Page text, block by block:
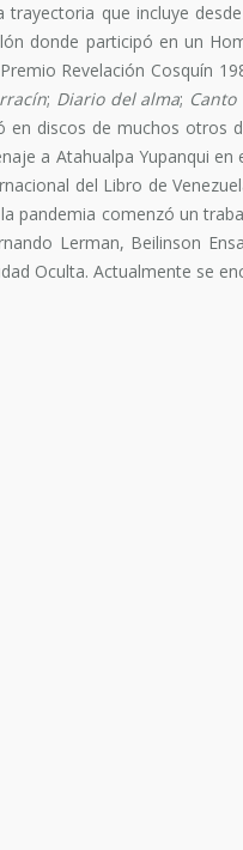
que incluye
donde participó en un
Revelación Cosquín
; Diario del alma; Canto
en discos de muchos otros
a Atahualpa Yupanqui
del Libro de
pandemia comenzó un
Lerman, Beilinson
Oculta. Actualmente se